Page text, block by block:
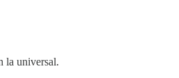
la universal.